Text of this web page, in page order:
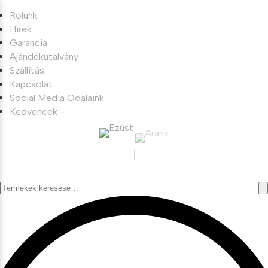
Rólunk
Hírek
Garancia
Ajándékutalvány
Szállítás
Kapcsolat
Social Media Odalaink
Kedvencek –
Keresés
következőre: